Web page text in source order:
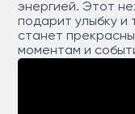
энергией. Этот
подарит улыбку и
станет
моментам и